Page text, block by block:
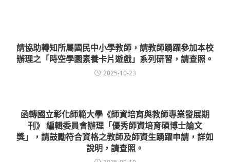
請協助轉知所屬國民中小學教師，請教師踴躍參加本校
辦理之「時空學園素養卡片遊戲」系列研習，請查照。
2025-10-23
函轉國立彰化師範大學《師資培育與教師專業發展期
刊》 編輯委員會辦理「優秀師資培育碩博士論文
獎」，請鼓勵符合資格之教師及師資生踴躍申請，詳如
說明，請查照。